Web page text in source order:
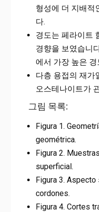
형성에 더 지배적
다.
경도는 페라이트
경향을 보였습니
에서 가장 높은
다층 용접의 재가
오스테나이트가
그림 목록:
Figura 1.
geométrica.
Figura 2.
superficial.
Figura 3.
cordones.
Figura 4. Cortes